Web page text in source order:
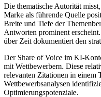
Die thematische Autorität
Marke als führende Quelle
Breite und Tiefe der
Antworten prominent
über Zeit dokumentiert den
Der Share of Voice im KI-
mit Wettbewerbern. Diese
relevanten Zitationen in einem
Wettbewerbsanalysen
Optimierungspotenziale.